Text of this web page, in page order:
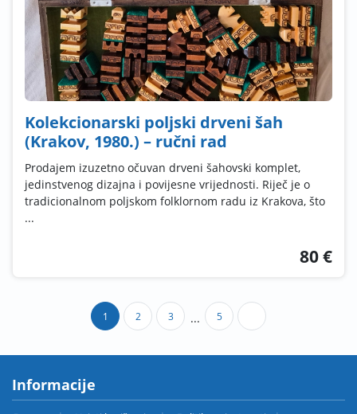
Kolekcionarski poljski drveni šah
(Krakov, 1980.) – ručni rad
Prodajem izuzetno očuvan drveni šahovski komplet,
jedinstvenog dizajna i povijesne vrijednosti. Riječ je o
tradicionalnom poljskom folklornom radu iz Krakova, što
...
80 €
1 2 3 ... 5
Informacije